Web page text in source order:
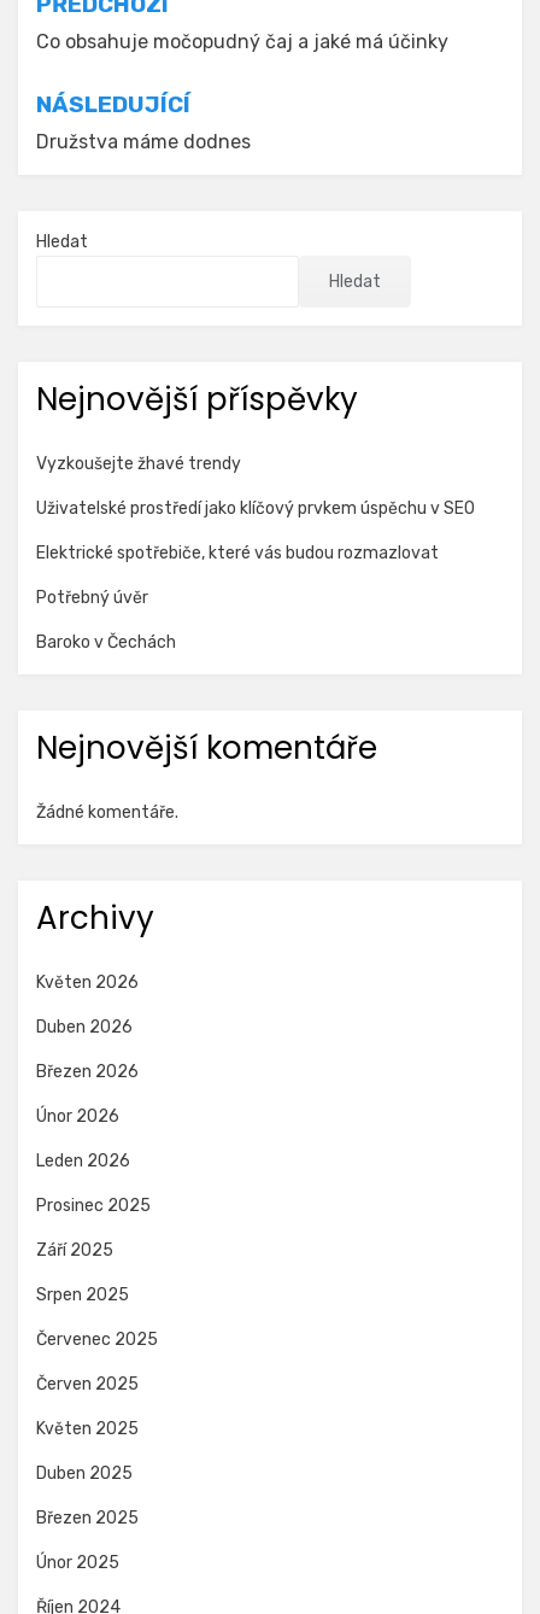
Navigace
pro
příspěvek
Co obsahuje močopudný čaj a jaké má účinky
NÁSLEDUJÍCÍ
Družstva máme dodnes
Hledat
Hledat
Nejnovější příspěvky
Vyzkoušejte žhavé trendy
Uživatelské prostředí jako klíčový prvkem úspěchu v SEO
Elektrické spotřebiče, které vás budou rozmazlovat
Potřebný úvěr
Baroko v Čechách
Nejnovější komentáře
Žádné komentáře.
Archivy
Květen 2026
Duben 2026
Březen 2026
Únor 2026
Leden 2026
Prosinec 2025
Září 2025
Srpen 2025
Červenec 2025
Červen 2025
Květen 2025
Duben 2025
Březen 2025
Únor 2025
Říjen 2024